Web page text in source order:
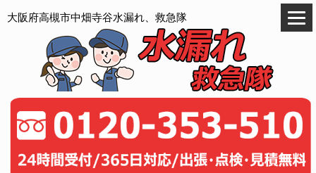
大阪府高槻市中畑寺谷水漏れ、救急隊